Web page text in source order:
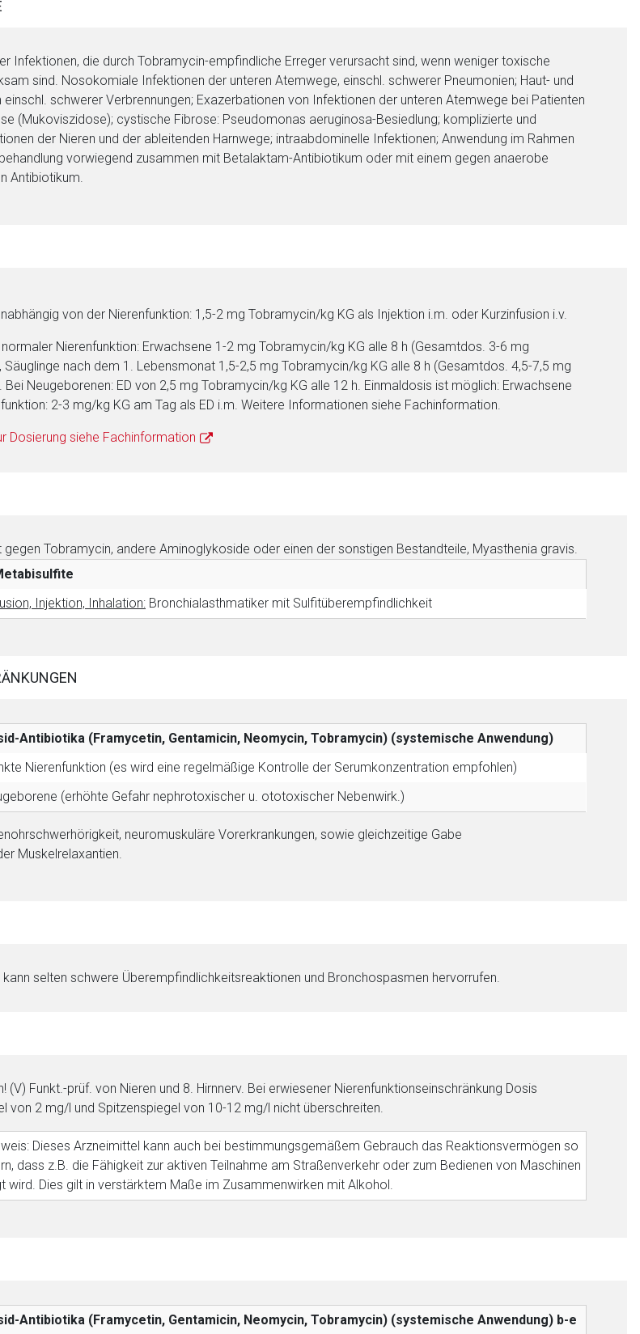
Infektionen, die durch Tobramycin-empfindliche Erreger verursacht sind, wenn weniger toxische
sind. Nosokomiale Infektionen der unteren Atemwege, einschl. schwerer Pneumonien; Haut- und
schwerer Verbrennungen; Exazerbationen von Infektionen der unteren Atemwege bei Patienten
(Mukoviszidose); cystische Fibrose: Pseudomonas aeruginosa-Besiedlung; komplizierte und
der Nieren und der ableitenden Harnwege; intraabdominelle Infektionen; Anwendung im Rahmen
vorwiegend zusammen mit Betalaktam-Antibiotikum oder mit einem gegen anaerobe
Antibiotikum.
von der Nierenfunktion: 1,5-2 mg Tobramycin/kg KG als Injektion i.m. oder Kurzinfusion i.v.
Nierenfunktion: Erwachsene 1-2 mg Tobramycin/kg KG alle 8 h (Gesamtdos. 3-6 mg
nach dem 1. Lebensmonat 1,5-2,5 mg Tobramycin/kg KG alle 8 h (Gesamtdos. 4,5-7,5 mg
Neugeborenen: ED von 2,5 mg Tobramycin/kg KG alle 12 h. Einmaldosis ist möglich: Erwachsene
2-3 mg/kg KG am Tag als ED i.m. Weitere Informationen siehe Fachinformation.
Dosierung siehe Fachinformation
Tobramycin, andere Aminoglykoside oder einen der sonstigen Bestandteile, Myasthenia gravis.
Injektion, Inhalation: Bronchialasthmatiker mit Sulfitüberempfindlichkeit
Antibiotika (Framycetin, Gentamicin, Neomycin, Tobramycin) (systemische Anwendung)
Nierenfunktion (es wird eine regelmäßige Kontrolle der Serumkonzentration empfohlen)
(erhöhte Gefahr nephrotoxischer u. ototoxischer Nebenwirk.)
neuromuskuläre Vorerkrankungen, sowie gleichzeitige Gabe
Muskelrelaxantien.
selten schwere Überempfindlichkeitsreaktionen und Bronchospasmen hervorrufen.
(V) Funkt.-prüf. von Nieren und 8. Hirnnerv. Bei erwiesener Nierenfunktionseinschränkung Dosis
von 2 mg/l und Spitzenspiegel von 10-12 mg/l nicht überschreiten.
Dieses Arzneimittel kann auch bei bestimmungsgemäßem Gebrauch das Reaktionsvermögen so
dass z.B. die Fähigkeit zur aktiven Teilnahme am Straßenverkehr oder zum Bedienen von Maschinen
wird. Dies gilt in verstärktem Maße im Zusammenwirken mit Alkohol.
Antibiotika (Framycetin, Gentamicin, Neomycin, Tobramycin) (systemische Anwendung) b-e
externe Web-Seite. Für die Inhalte der externen Web-Seite ist deren
Zurück zur rote-liste.de Zur Seite